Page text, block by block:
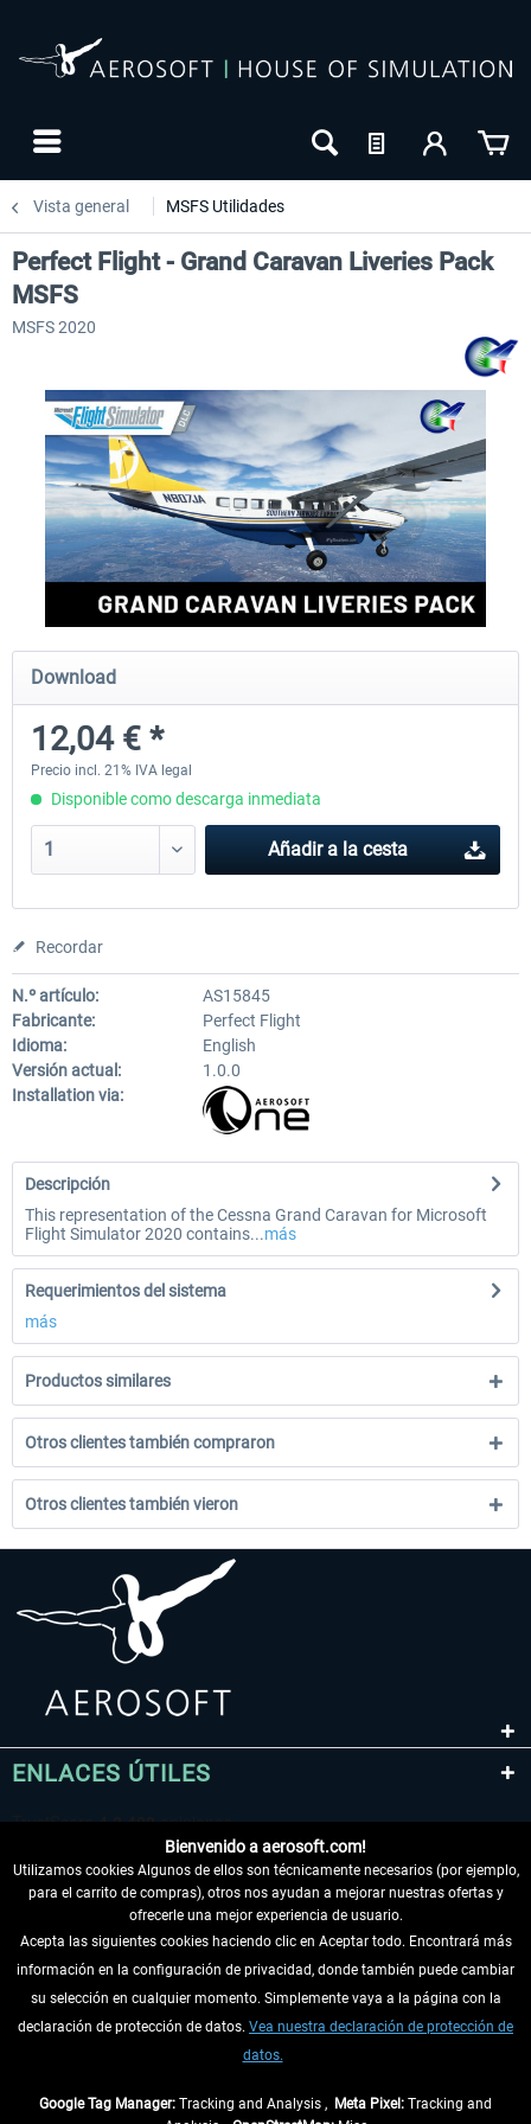
Vista general MSFS Utilidades
rkApps - FSRealistic Pro MSFS Aerosoft Tool Simple
Perfect Flight - Grand Caravan Liveries Pack
MSFS
MSFS 2020
Download
12,04 € *
Precio incl. 21% IVA legal
Disponible como descarga inmediata
Añadir a la cesta
Recordar
N.º artículo:
AS15845
Fabricante:
Perfect Flight
Idioma:
English
Versión actual:
1.0.0
Installation via:
Descripción
This representation of the Cessna Grand Caravan for Microsoft
Flight Simulator 2020 contains...más
Requerimientos del sistema
más
Productos similares
Otros clientes también compraron
Otros clientes también vieron
ENLACES ÚTILES
DESISTIR DEL CONTRATO
INFORMACIÓN
Bienvenido a aerosoft.com!
Utilizamos cookies Algunos de ellos son técnicamente necesarios (por ejemplo,
para el carrito de compras), otros nos ayudan a mejorar nuestras ofertas y
ofrecerle una mejor experiencia de usuario.
Acepta las siguientes cookies haciendo clic en Aceptar todo. Encontrará más
información en la configuración de privacidad, donde también puede cambiar
su selección en cualquier momento. Simplemente vaya a la página con la
declaración de protección de datos. Vea nuestra declaración de protección de
datos.
Google Tag Manager: Tracking and Analysis , Meta Pixel: Tracking and